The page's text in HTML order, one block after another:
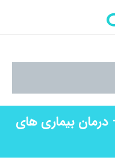
بیماری های